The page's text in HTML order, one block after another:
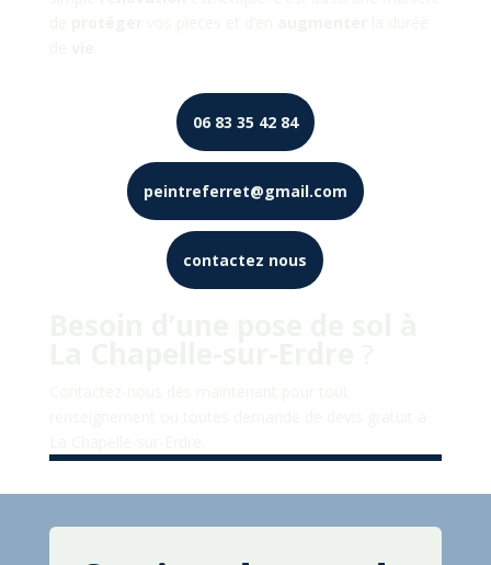
06 83 35 42 84
peintreferret@gmail.com
contactez nous